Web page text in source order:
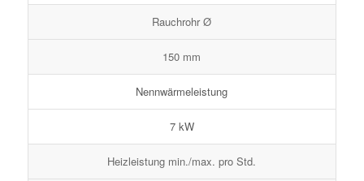
Rauchrohr Ø
150 mm
Nennwärmeleistung
7 kW
Heizleistung min./max. pro Std.